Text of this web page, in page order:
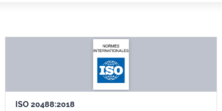
ISO 20488:2018